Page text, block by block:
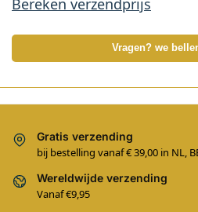
Vragen? we
Gratis verzending
bij bestelling vanaf € 39,00 in NL,
Wereldwijde verzending
Vanaf €9,95